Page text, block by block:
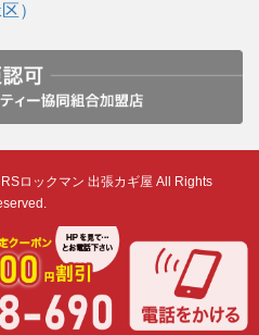
）
ロックマン 出張カギ屋 All Rights